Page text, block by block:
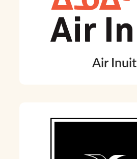
Air Inuit